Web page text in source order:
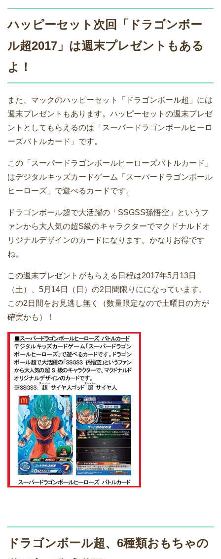
ハッピーセット次回「ドラゴンボー
ル超2017」は週末プレゼントもある
よ！
また、マックのハッピーセット「ドラゴンボール超」には
週末プレゼントもあります。ハッピーセットの週末プレゼ
ントとしてもらえるのは「スーパードラゴンボールヒーロ
ーズバトルカード」です。
この「スーパードラゴンボールヒーローズバトルカード」
はデジタルキッズカードゲーム「スーパードラゴンボール
ヒーローズ」で遊べるカードです。
ドラゴンボール超で大活躍の「SSGSS孫悟空」というフ
ァンから大人気の超S級のキャラクターでマクドナルドオ
リジナルデザインのカードになります。かなりお得です
ね。
この週末プレゼントがもらえる日程は2017年5月13日
（土）、5月14日（日）の2日間限りにになっています。
この2日間をお見逃し無く（数量限定なので土曜日の方が
確実かも）！
ドラゴンボール超、6種類おもちゃの